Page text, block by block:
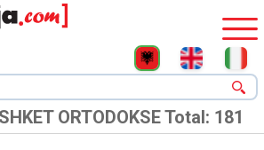
ORTODOKSETotal: 181